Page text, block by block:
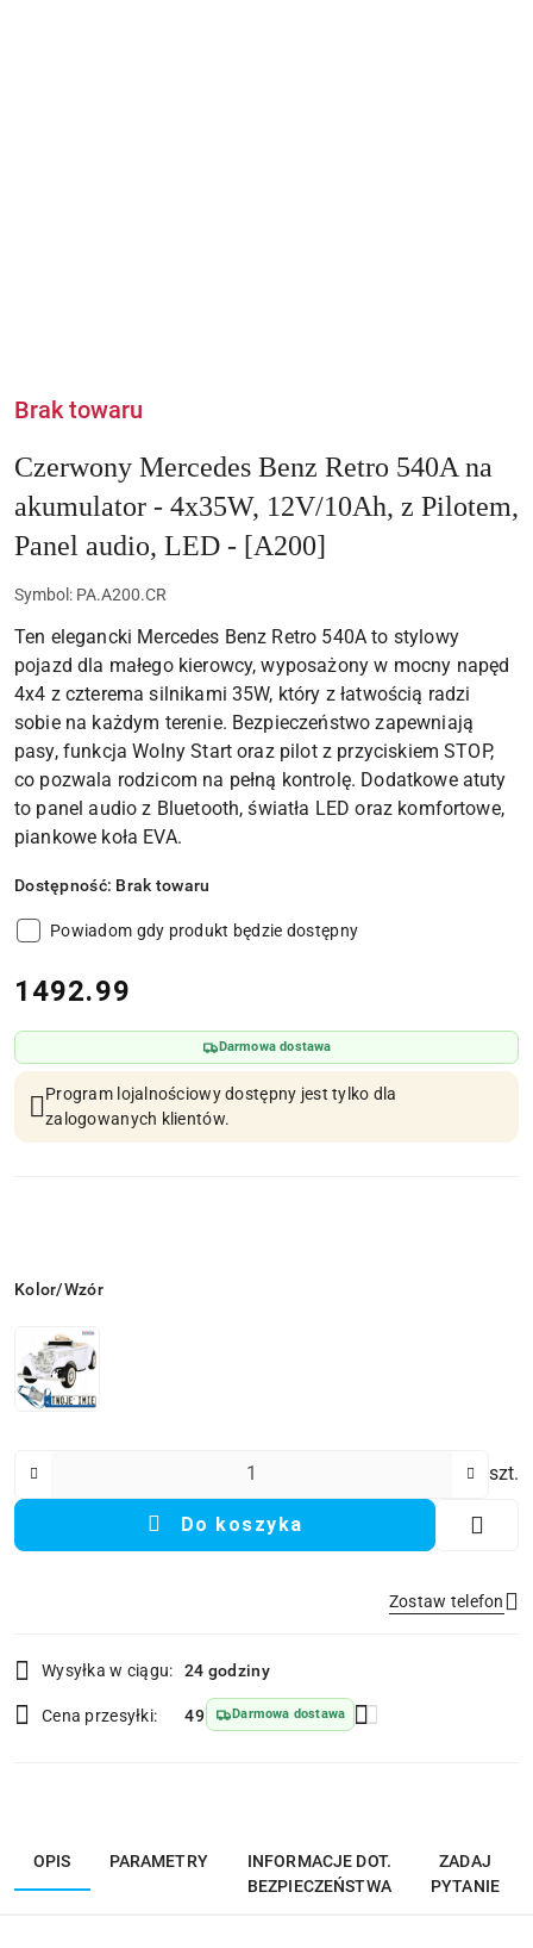
Brak towaru
Czerwony Mercedes Benz Retro 540A na
akumulator - 4x35W, 12V/10Ah, z Pilotem,
Panel audio, LED - [A200]
Symbol: PA.A200.CR
Ten elegancki Mercedes Benz Retro 540A to stylowy
pojazd dla małego kierowcy, wyposażony w mocny napęd
4x4 z czterema silnikami 35W, który z łatwością radzi
sobie na każdym terenie. Bezpieczeństwo zapewniają
pasy, funkcja Wolny Start oraz pilot z przyciskiem STOP,
co pozwala rodzicom na pełną kontrolę. Dodatkowe atuty
to panel audio z Bluetooth, światła LED oraz komfortowe,
piankowe koła EVA.
Dostępność: Brak towaru
Powiadom gdy produkt będzie dostępny
cena:
1492.99
Darmowa dostawa
Program lojalnościowy dostępny jest tylko dla
zalogowanych klientów.
Wariant
Kolor/Wzór
szt.
Do koszyka
Zostaw telefon
Wyślij
i
dostawa
Wysyłka w ciągu: 24 godziny
Cena przesyłki: 49 Darmowa dostawa
OPIS PARAMETRY
INFORMACJE DOT.
BEZPIECZEŃSTWA
ZADAJ
PYTANIE